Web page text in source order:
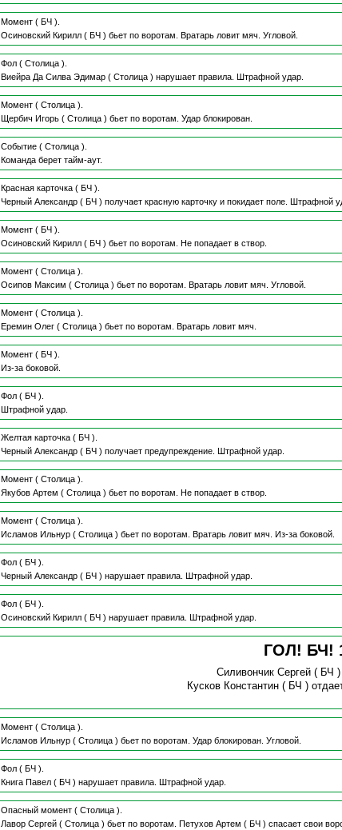
Момент ( БЧ ).
Осиновский Кирилл( БЧ ) бьет по воротам. Вратарь ловит мяч. Угловой.
Фол ( Столица ).
Виейра Да Силва Эдимар( Столица ) нарушает правила. Штрафной удар.
Момент ( Столица ).
Щербич Игорь( Столица ) бьет по воротам. Удар блокирован.
Событие ( Столица ).
Команда берет тайм-аут.
Красная карточка ( БЧ ).
Черный Александр( БЧ ) получает красную карточку и покидает поле. Штрафной
Момент ( БЧ ).
Осиновский Кирилл( БЧ ) бьет по воротам. Не попадает в створ.
Момент ( Столица ).
Осипов Максим ( Столица ) бьет по воротам. Вратарь ловит мяч. Угловой.
Момент ( Столица ).
Еремин Олег( Столица ) бьет по воротам. Вратарь ловит мяч.
Момент ( БЧ ).
Из-за боковой.
Фол ( БЧ ).
Штрафной удар.
Желтая карточка ( БЧ ).
Черный Александр( БЧ ) получает предупреждение. Штрафной удар.
Момент ( Столица ).
Якубов Артем ( Столица ) бьет по воротам. Не попадает в створ.
Момент ( Столица ).
Исламов Ильнур( Столица ) бьет по воротам. Вратарь ловит мяч. Из-за боковой.
Фол ( БЧ ).
Черный Александр( БЧ ) нарушает правила. Штрафной удар.
Фол ( БЧ ).
Осиновский Кирилл( БЧ ) нарушает правила. Штрафной удар.
ГОЛ! БЧ!
Силивончик Сергей ( БЧ
Кусков Константин( БЧ )
Момент ( Столица ).
Исламов Ильнур( Столица ) бьет по воротам. Удар блокирован. Угловой.
Фол ( БЧ ).
Книга Павел( БЧ ) нарушает правила. Штрафной удар.
Опасный момент ( Столица ).
Лавор Сергей( Столица ) бьет по воротам. Петухов Артем ( БЧ ) спасает свои